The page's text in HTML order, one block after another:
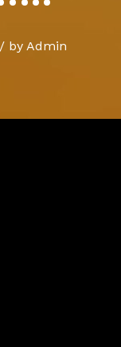
/ by Admin